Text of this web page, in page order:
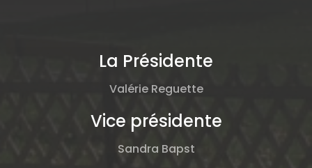
La Présidente
Valérie Reguette
Vice présidente
Sandra Bapst